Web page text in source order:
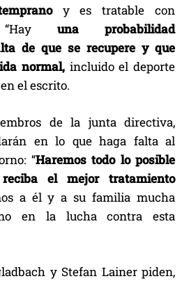
y es tratable con
“Hay una probabilidad
de que se recupere y que
normal,incluido el deporte
el escrito.
de la junta directiva,
en lo que haga falta al
“Haremos todo lo posible
el mejor tratamiento
a él y a su familia mucha
en la lucha contra esta
y Stefan Lainer piden,